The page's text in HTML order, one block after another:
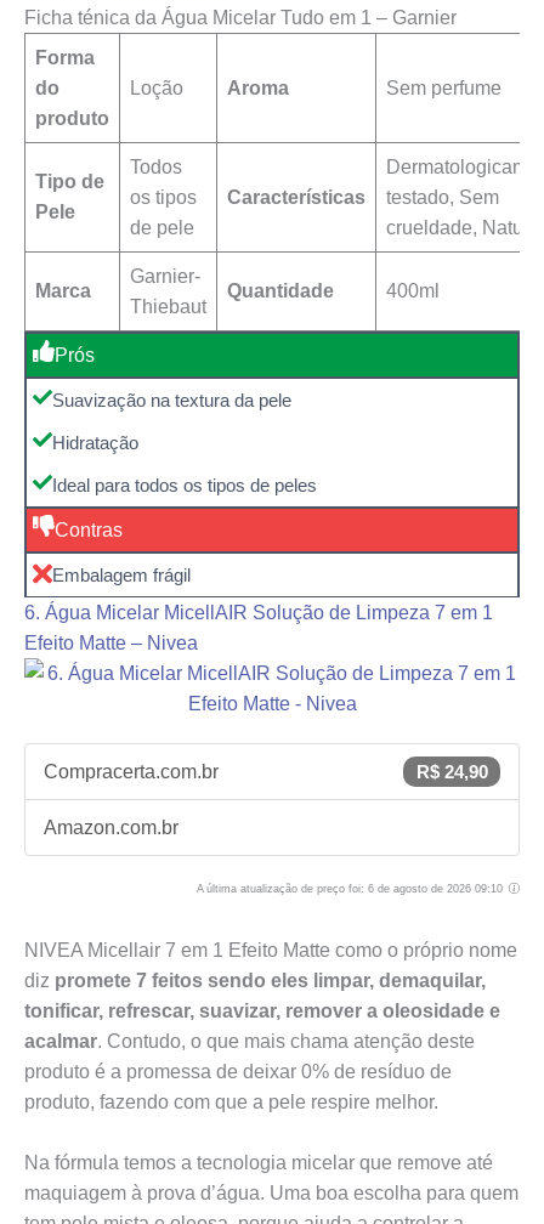
Ficha ténica da Água Micelar Tudo em 1 – Garnier
Forma
do
produto
Loção Aroma Sem perfume
Tipo de
Pele
Todos
os tipos
de pele
Características
testado, Sem
crueldade, Natural
Marca
Garnier-
Thiebaut
Quantidade 400ml
Prós
Suavização na textura da pele
Hidratação
Ideal para todos os tipos de peles
Contras
Embalagem frágil
6. Água Micelar MicellAIR Solução de Limpeza 7 em 1
Efeito Matte – Nivea
Compracerta.com.br R$ 24,90
Amazon.com.br
A última atualização de preço foi: 6 de agosto de 2026 09:10
NIVEA Micellair 7 em 1 Efeito Matte como o próprio nome
diz promete 7 feitos sendo eles limpar, demaquilar,
tonificar, refrescar, suavizar, remover a oleosidade e
acalmar. Contudo, o que mais chama atenção deste
produto é a promessa de deixar 0% de resíduo de
produto, fazendo com que a pele respire melhor.
Na fórmula temos a tecnologia micelar que remove até
maquiagem à prova d’água. Uma boa escolha para quem